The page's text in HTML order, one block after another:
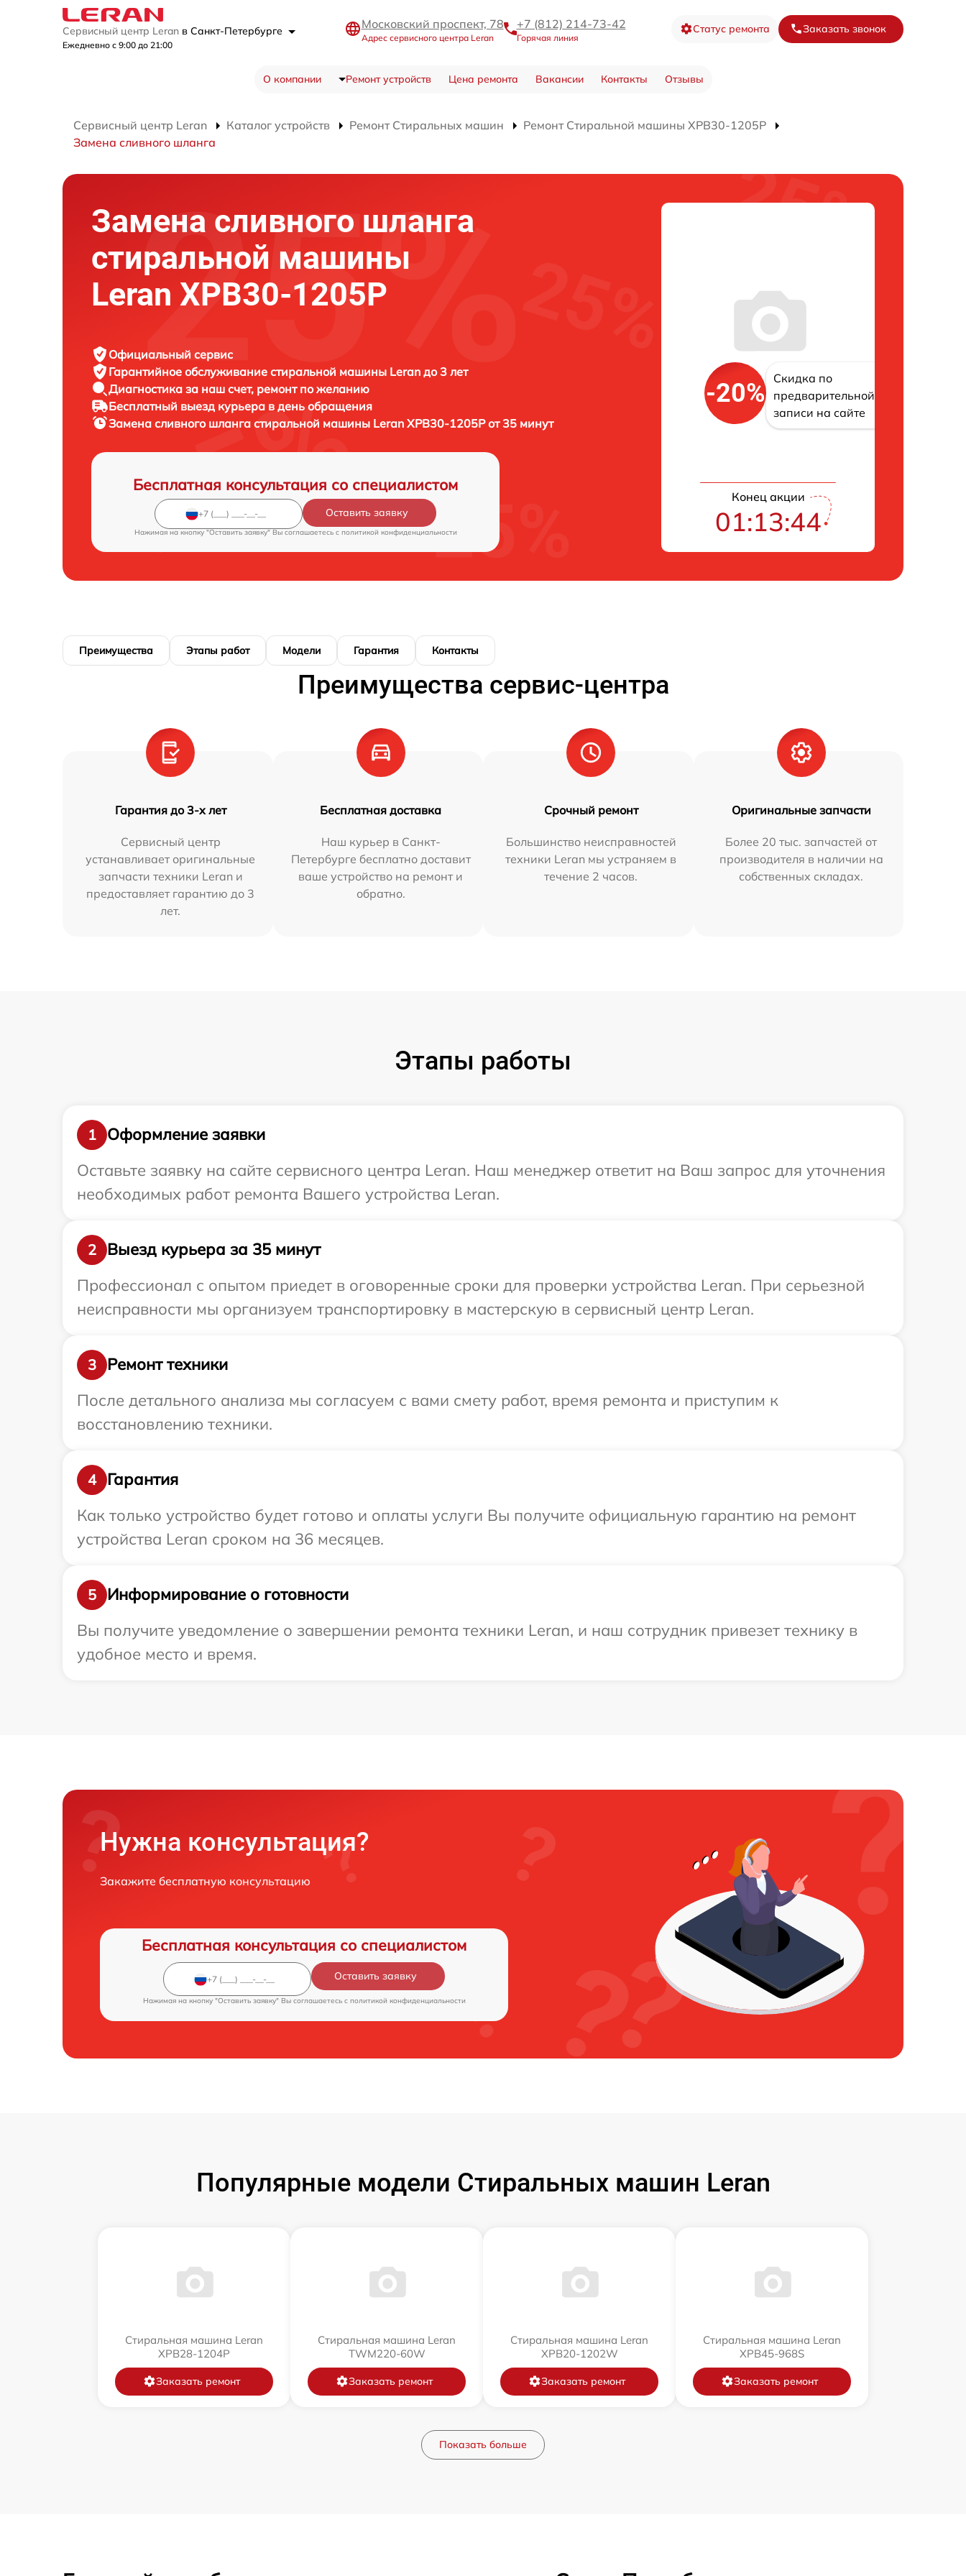
Сервисный центр Leran в Санкт-Петербурге
Ежедневно с 9:00 до 21:00
Московский проспект, 78
Адрес сервисного центра Leran
+7 (812) 214-73-42
Горячая линия
Статус ремонта Заказать звонок
О компании Ремонт устройств Цена ремонта Вакансии Контакты Отзывы
Сервисный центр Leran Каталог устройств Ремонт Стиральных машин
Ремонт Стиральной машины XPB30-1205P
Замена сливного шланга
Замена сливного шланга
стиральной машины
Leran XPB30-1205P
Официальный сервис
Гарантийное обслуживание стиральной машины Leran до 3 лет
Диагностика за наш счет, ремонт по желанию
Бесплатный выезд курьера в день обращения
Замена сливного шланга стиральной машины Leran XPB30-1205P от 35 минут
Бесплатная консультация со специалистом
Оставить заявку
Нажимая на кнопку "Оставить заявку" Вы соглашаетесь c политикой конфиденциальности
-20%
Скидка по
предварительной
записи на сайте
Конец акции
01:13:43
Преимущества Этапы работ Модели Гарантия Контакты
Преимущества сервис-центра
Гарантия до 3-х лет
Сервисный центр
устанавливает оригинальные
запчасти техники Leran и
предоставляет гарантию до 3
лет.
Бесплатная доставка
Наш курьер в Санкт-
Петербурге бесплатно доставит
ваше устройство на ремонт и
обратно.
Срочный ремонт
Большинство неисправностей
техники Leran мы устраняем в
течение 2 часов.
Оригинальные запчасти
Более 20 тыс. запчастей от
производителя в наличии на
собственных складах.
Этапы работы
1
Оформление заявки
Оставьте заявку на сайте сервисного центра Leran. Наш менеджер ответит на Ваш запрос для уточнения
необходимых работ ремонта Вашего устройства Leran.
2
Выезд курьера за 35 минут
Профессионал с опытом приедет в оговоренные сроки для проверки устройства Leran. При серьезной
неисправности мы организуем транспортировку в мастерскую в сервисный центр Leran.
3
Ремонт техники
После детального анализа мы согласуем с вами смету работ, время ремонта и приступим к
восстановлению техники.
4
Гарантия
Как только устройство будет готово и оплаты услуги Вы получите официальную гарантию на ремонт
устройства Leran сроком на 36 месяцев.
5
Информирование о готовности
Вы получите уведомление о завершении ремонта техники Leran, и наш сотрудник привезет технику в
удобное место и время.
Нужна консультация?
Закажите бесплатную консультацию
Бесплатная консультация со специалистом
Оставить заявку
Нажимая на кнопку "Оставить заявку" Вы соглашаетесь c политикой конфиденциальности
Популярные модели Стиральных машин Leran
Стиральная машина Leran
XPB28-1204P
Заказать ремонт
Стиральная машина Leran
TWM220-60W
Заказать ремонт
Стиральная машина Leran
XPB20-1202W
Заказать ремонт
Стиральная машина Leran
XPB45-968S
Заказать ремонт
Показать больше